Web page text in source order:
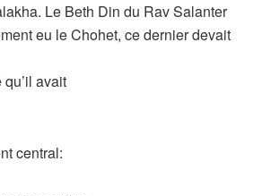
Le Beth Din du Rav Salanter
eu le Chohet, ce dernier devait
avait
central: